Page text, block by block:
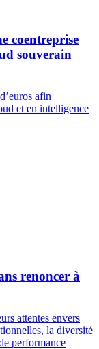
coentreprise
souverain
afin
et en intelligence
renoncer à
attentes envers
la diversité
performance